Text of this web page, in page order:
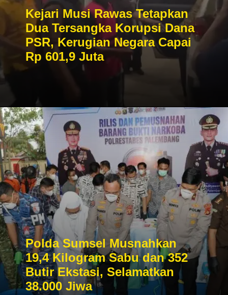
Kejari Musi Rawas Tetapkan
Dua Tersangka Korupsi Dana
PSR, Kerugian Negara Capai
Rp 601,9 Juta
Polda Sumsel Musnahkan
19,4 Kilogram Sabu dan 352
Butir Ekstasi, Selamatkan
38.000 Jiwa